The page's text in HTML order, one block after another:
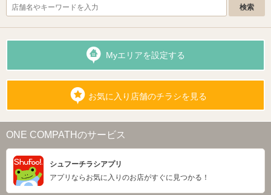
Myエリアを設定する
お気に入り店舗のチラシを見る
ONE COMPATHのサービス
シュフーチラシアプリ
アプリならお気に入りのお店がすぐに見つかる！